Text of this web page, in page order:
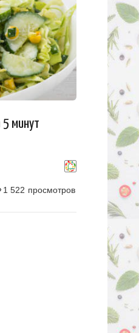
минут
1 522 просмотров